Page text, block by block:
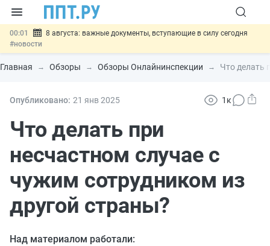
00:01
8 августа: важные документы, вступающие в силу сегодня
#новости
07.08 Подписан закон о блокировке продажи опасных товаров через
«Честный знак»#новости
07.08 Госпошлину за устранение ошибок в документах предлагают
07.08
отношений
#новости
Главная Обзоры Обзоры Онлайнинспекции Что делать
Опубликовано: 21 янв2025 1к
Что делать при
несчастном случае с
чужим сотрудником из
другой страны?
Над материалом работали: